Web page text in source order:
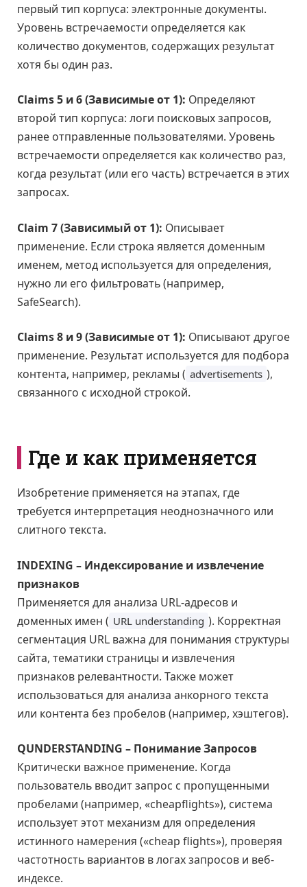
первый тип корпуса: электронные документы.
Уровень встречаемости определяется как
количество документов, содержащих результат
хотя бы один раз.
Claims 5 и 6 (Зависимые от 1): Определяют
второй тип корпуса: логи поисковых запросов,
ранее отправленные пользователями. Уровень
встречаемости определяется как количество раз,
когда результат (или его часть) встречается в этих
запросах.
Claim 7 (Зависимый от 1): Описывает
применение. Если строка является доменным
именем, метод используется для определения,
нужно ли его фильтровать (например,
SafeSearch).
Claims 8 и 9 (Зависимые от 1): Описывают другое
применение. Результат используется для подбора
контента, например, рекламы ( advertisements ),
связанного с исходной строкой.
Где и как применяется
Изобретение применяется на этапах, где
требуется интерпретация неоднозначного или
слитного текста.
INDEXING – Индексирование и извлечение
признаков
Применяется для анализа URL-адресов и
доменных имен ( URL understanding ). Корректная
сегментация URL важна для понимания структуры
сайта, тематики страницы и извлечения
признаков релевантности. Также может
использоваться для анализа анкорного текста
или контента без пробелов (например, хэштегов).
QUNDERSTANDING – Понимание Запросов
Критически важное применение. Когда
пользователь вводит запрос с пропущенными
пробелами (например, «cheapflights»), система
использует этот механизм для определения
истинного намерения («cheap flights»), проверяя
частотность вариантов в логах запросов и веб-
индексе.